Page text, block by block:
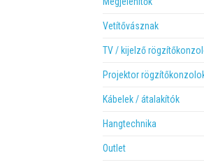
Vetítővásznak
TV / kijelző
Projektor
Kábelek / átalakítók
Hangtechnika
Outlet